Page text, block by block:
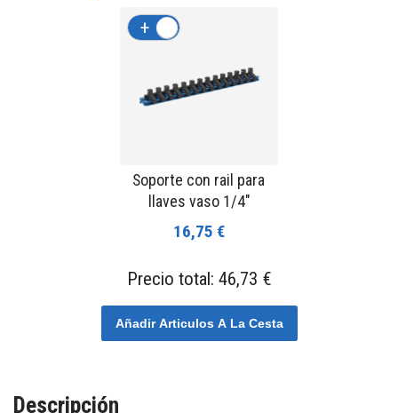
Soporte con rail para
llaves vaso 1/4"
16,75 €
+
Precio total: 46,73 €
Añadir Articulos A La Cesta
Descripción